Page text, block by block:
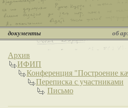
документы об
Архив
ИФИП
Конференция "Построение
Переписка с участниками
Письмо